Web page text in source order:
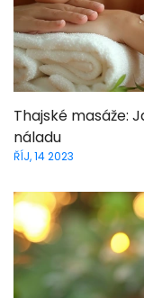
Thajské masáže:
náladu
ŘÍJ, 14 2023